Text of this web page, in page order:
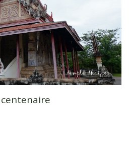
centenaire